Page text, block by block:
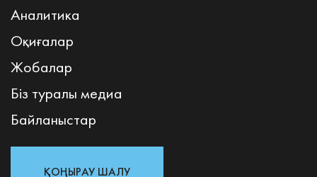
Аналитика
Оқиғалар
Жобалар
Біз туралы медиа
Байланыстар
ҚОҢЫРАУ ШАЛУ